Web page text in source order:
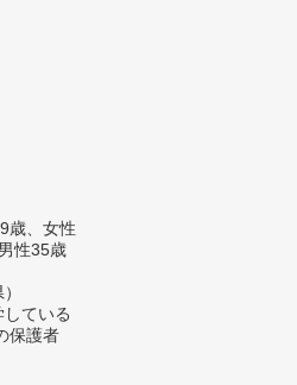
歳、女性
性35歳
ている
保護者